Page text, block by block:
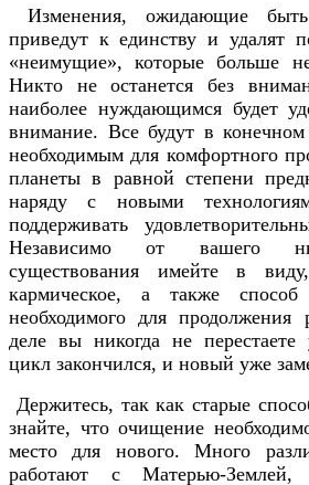
Изменения, ожидающие быть
приведут к единству и удалят
«неимущие», которые больше
Никто не останется без
наиболее нуждающимся будет
внимание. Все будут в конечном
необходимым для комфортного
планеты в равной степени
наряду с новыми
поддерживать
Независимо от вашего
существования имейте в
кармическое, а также
необходимого для
деле вы никогда не перестаете
цикл закончился, и новый уже
Держитесь, так как старые
знайте, что очищение
место для нового. Много
работают с Матерью-Землей,